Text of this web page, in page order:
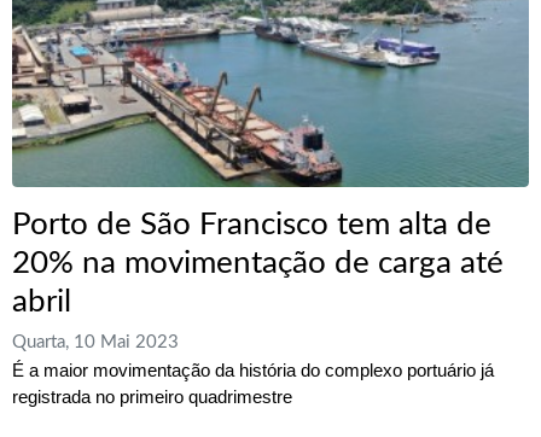
Porto de São Francisco tem alta de
20% na movimentação de carga até
abril
Quarta, 10 Mai 2023
É a maior movimentação da história do complexo portuário já
registrada no primeiro quadrimestre